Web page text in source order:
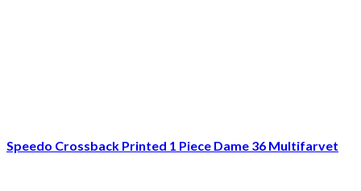
Speedo Crossback Printed 1 Piece Dame 36 Multifarvet